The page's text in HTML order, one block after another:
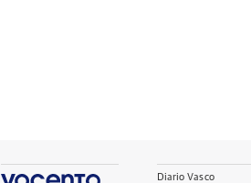
Diario Vasco